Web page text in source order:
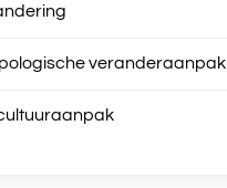
veranderaanpak